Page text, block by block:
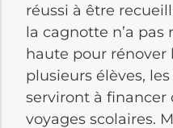
réussi à être
la cagnotte n’a pas
haute pour rénover
plusieurs élèves,
serviront à financer
voyages scolaires.